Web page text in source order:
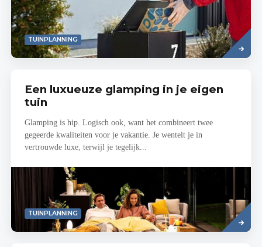
TUINPLANNING
Read
more
Een luxueuze glamping in je eigen
tuin
Glamping is hip. Logisch ook, want het combineert twee
gegeerde kwaliteiten voor je vakantie. Je wentelt je in
vertrouwde luxe, terwijl je tegelijk...
TUINPLANNING
Read
more